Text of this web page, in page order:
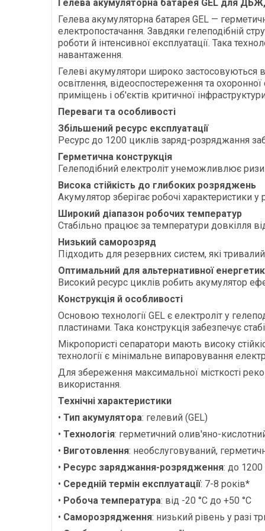
Гелева акумуляторна батарея GEL для
Гелева акумуляторна батарея GEL —
електропостачання. Завдяки гелеподібній
роботи й інтенсивної експлуатації. Така
навантаження.
Гелеві акумулятори широко застосовуються
освітлення, відеоспостереження та
приміщень і об'єктів критичної
Переваги та особливості
Збільшений ресурс експлуатації
Ресурс до 1200 циклів заряд-розряджання
Герметична конструкція
Гелеподібний електроліт унеможливлює
Висока стійкість до глибоких розряджень
Акумулятор зберігає робочі характеристики у
Широкий діапазон робочих температур
Стабільно працює за температури довкілля
Низький саморозряд
Підходить для резервних систем, які
Оптимальний для альтернативної
Високий ресурс циклів робить акумулятор
Конструкція й особливості
Основою технології GEL є електроліт у
пластинами. Така конструкція забезпечує
Мікропористі сепаратори мають високу
технології є мінімальне випаровування
Для збереження максимальної місткості
використання.
Технічні характеристики
• Тип акумулятора: гелевий (GEL)
• Технологія: герметичний олив'яно-
• Виготовлення: необслуговуваний,
• Ресурс заряджання-розрядження: до
• Середній термін експлуатації: 7-8 років*
• Робоча температура: від -20 °C до +50 °C
• Саморозрядження: низький рівень у разі